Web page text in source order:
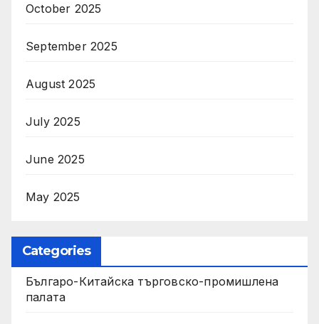
October 2025
September 2025
August 2025
July 2025
June 2025
May 2025
Categories
Българо-Китайска търговско-промишлена
палата